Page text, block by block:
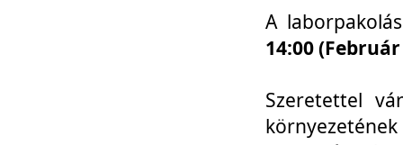
A
14:00
Szeretettel